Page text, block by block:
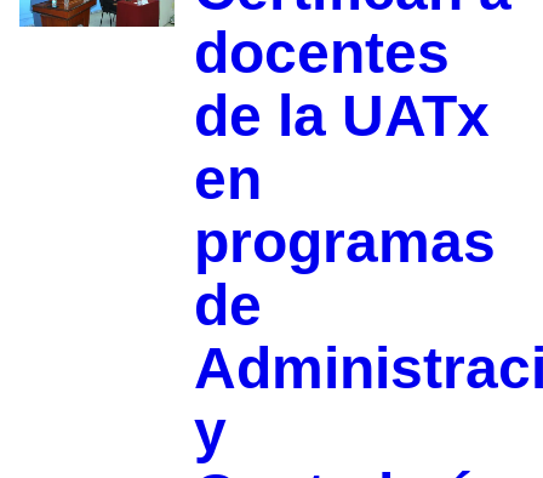
docentes
de la UATx
en
programas
de
y